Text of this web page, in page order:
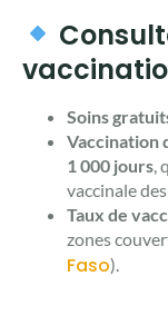
Soins
Vaccination
1 000 jours
vaccinale
Taux de
zones
Faso).